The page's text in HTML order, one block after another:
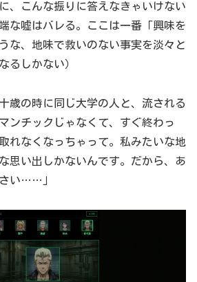
、こんな振りに答えなきゃいけない
な嘘はバレる。ここは一番「興味を
な、地味で救いのない事実を淡々と
るしかない）
歳の時に同じ大学の人と、流される
チックじゃなくて、すぐ終わっ
れなくなっちゃって。私みたいな地
思い出しかないんです。だから、あ
い……」